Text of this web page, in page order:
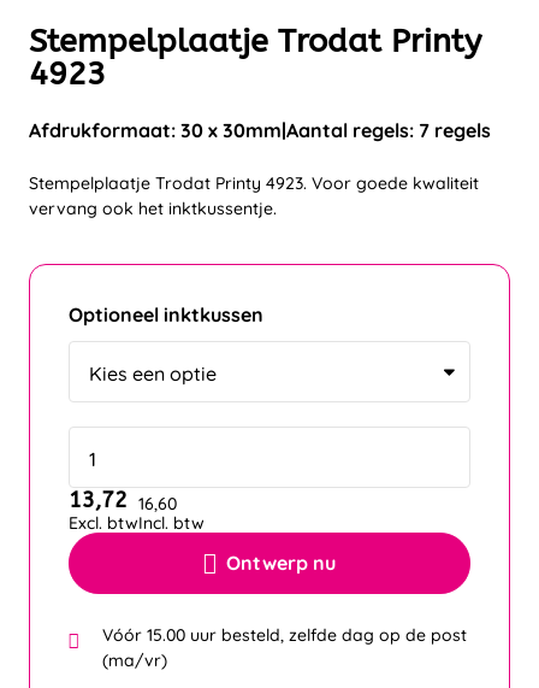
Stempelplaatje Trodat Printy
4923
Afdrukformaat: 30 x 30mm Aantal regels: 7 regels
Stempelplaatje Trodat Printy 4923. Voor goede kwaliteit
vervang ook het inktkussentje.
Optioneel inktkussen
Ontwerp nu
13,72
Excl. btw
16,60
Incl. btw
Vóór 15.00 uur besteld, zelfde dag op de post
(ma/vr)